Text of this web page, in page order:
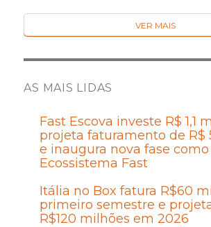
VER MAIS
AS MAIS LIDAS
Fast Escova investe R$ 1,1
projeta faturamento de R$
e inaugura nova fase como
Ecossistema Fast
Itália no Box fatura R$60
primeiro semestre e
R$120 milhões em 2026